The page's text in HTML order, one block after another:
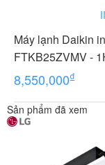
Máy lạnh Daikin
FTKB25ZVMV -
8,550,000₫
Sản phẩm đã xem